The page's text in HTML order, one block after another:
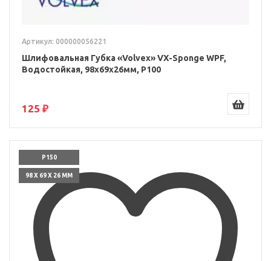
Артикул: 000000056221
Шлифовальная Губка «Volvex» VX-Sponge WPF,
Водостойкая, 98x69x26мм, P100
125 ₽
P150
98 X 69 X 26 ММ